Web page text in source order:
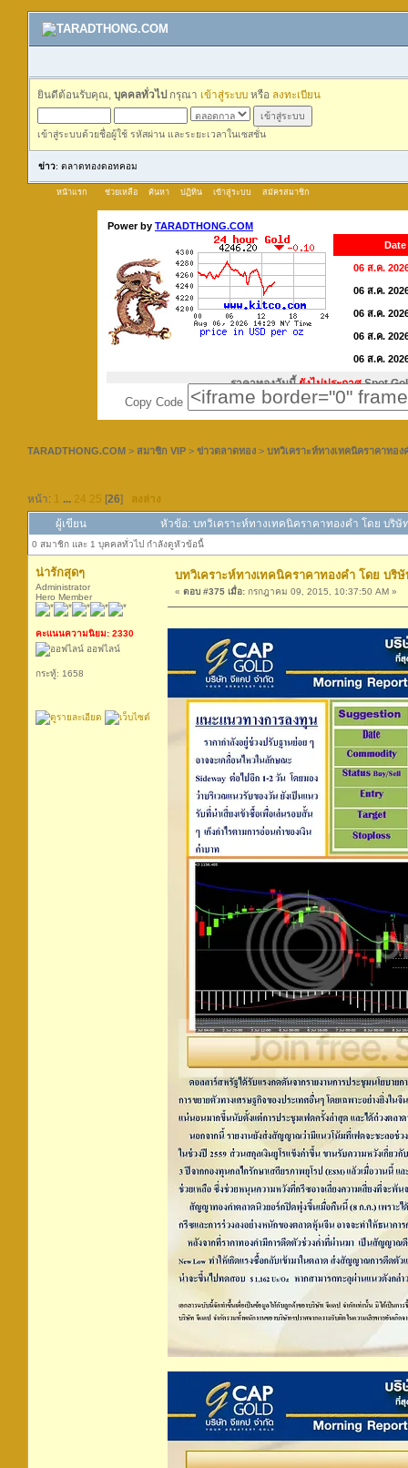
ยินดีต้อนรับคุณ, บุคคลทั่วไป กรุณา เข้าสู่ระบบ หรือ ลงทะเบียน
เข้าสู่ระบบด้วยชื่อผู้ใช้ รหัสผ่าน และระยะเวลาในเซสชั่น
ข่าว: ตลาดทองดอทคอม
หน้าแรก ช่วยเหลือ ค้นหา ปฏิทิน เข้าสู่ระบบ สมัครสมาชิก
Copy Code
TARADTHONG.COM > สมาชิก VIP > ข่าวตลาดทอง > บทวิเคราะห์ทางเทคนิคราคาทอ
หน้า: 1 ... 24 25 [26] ลงล่าง
ผู้เขียน หัวข้อ: บทวิเคราะห์ทางเทคนิคราคาทองคำ โดย บริ
0 สมาชิก และ 1 บุคคลทั่วไป กำลังดูหัวข้อนี้
น่ารักสุดๆ
Administrator
Hero Member
คะแนนความนิยม: 2330
ออฟไลน์
กระทู้: 1658
บทวิเคราะห์ทางเทคนิคราคาทองคำ โดย บริษั
« ตอบ #375 เมื่อ: กรกฎาคม 09, 2015, 10:37:50 AM »